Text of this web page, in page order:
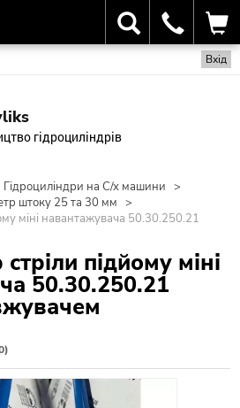
Вхід
гідроциліндрів
Гідроциліндри на С/х машини >
штоку 25 та 30 мм >
міні навантажувача 50.30.250.21
підйому міні
50.30.250.21